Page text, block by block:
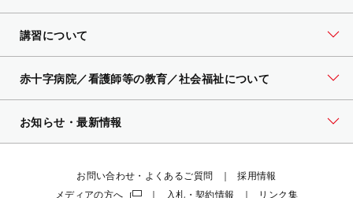
講習について
赤十字病院／看護師等の教育／社会福祉について
お知らせ・最新情報
お問い合わせ・よくあるご質問
採用情報
メディアの方へ
入札・契約情報 リンク集